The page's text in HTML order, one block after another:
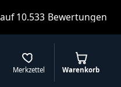
10.533 Bewertungen
Merkzettel Warenkorb